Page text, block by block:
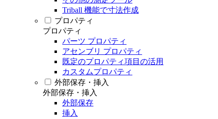
Triball 機能で寸法作成
プロパティ
プロパティ
パーツ プロパティ
アセンブリ プロパティ
既定のプロパティ項目の活用
カスタムプロパティ
外部保存・挿入
外部保存・挿入
外部保存
挿入